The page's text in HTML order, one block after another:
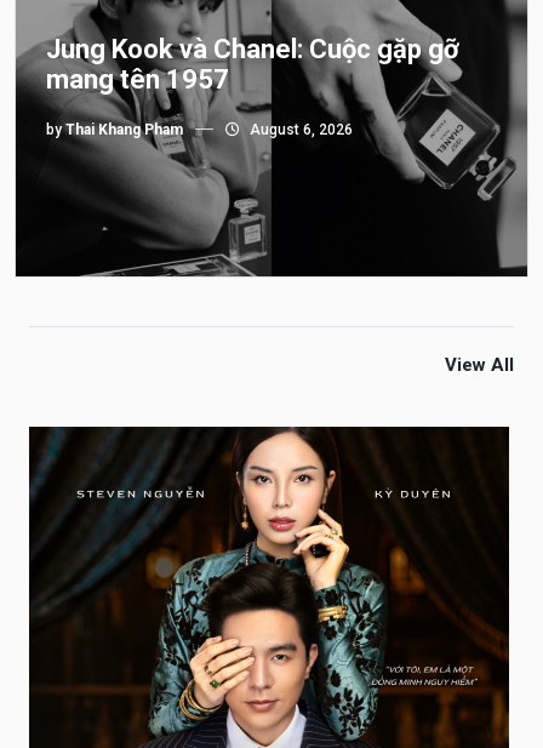
Jung Kook và Chanel: Cuộc gặp gỡ
mang tên 1957
byThai Khang Pham August 6, 2026
View All